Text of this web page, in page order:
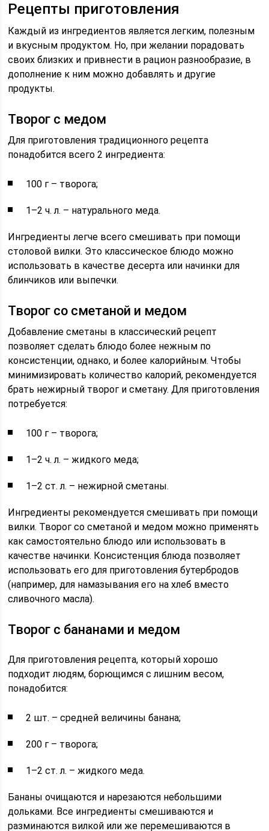
Рецепты приготовления
Каждый из ингредиентов является легким, полезным
и вкусным продуктом. Но, при желании порадовать
своих близких и привнести в рацион разнообразие, в
дополнение к ним можно добавлять и другие
продукты.
Творог с медом
Для приготовления традиционного рецепта
понадобится всего 2 ингредиента:
100 г – творога;
1–2 ч. л. – натурального меда.
Ингредиенты легче всего смешивать при помощи
столовой вилки. Это классическое блюдо можно
использовать в качестве десерта или начинки для
блинчиков или выпечки.
Творог со сметаной и медом
Добавление сметаны в классический рецепт
позволяет сделать блюдо более нежным по
консистенции, однако, и более калорийным. Чтобы
минимизировать количество калорий, рекомендуется
брать нежирный творог и сметану. Для приготовления
потребуется:
100 г – творога;
1–2 ч. л. – жидкого меда;
1–2 ст. л. – нежирной сметаны.
Ингредиенты рекомендуется смешивать при помощи
вилки. Творог со сметаной и медом можно применять
как самостоятельно блюдо или использовать в
качестве начинки. Консистенция блюда позволяет
использовать его для приготовления бутербродов
(например, для намазывания его на хлеб вместо
сливочного масла).
Творог с бананами и медом
Для приготовления рецепта, который хорошо
подходит людям, борющимся с лишним весом,
понадобится:
2 шт. – средней величины банана;
200 г – творога;
1–2 ст. л. – жидкого меда.
Бананы очищаются и нарезаются небольшими
дольками. Все ингредиенты смешиваются и
разминаются вилкой или же перемешиваются в